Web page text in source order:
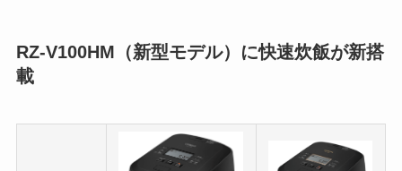
RZ-V100HM（新型モデル）に快速炊飯が新搭
載